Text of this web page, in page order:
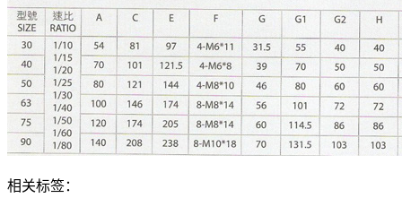
相关标签：